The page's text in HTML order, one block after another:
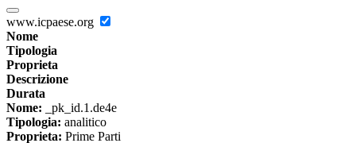
www.icpaese.org
Nome
Tipologia
Proprieta
Descrizione
Durata
Nome: _pk_id.1.de4e
Tipologia: analitico
Proprieta: Prime Parti